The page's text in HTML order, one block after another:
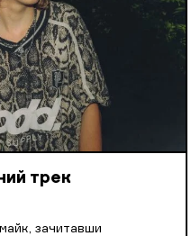
трек
зачитавши